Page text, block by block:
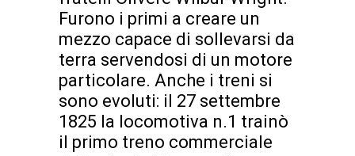
Furono i primi a creare un
mezzo capace di sollevarsi da
terra servendosi di un motore
particolare. Anche i treni si
sono evoluti: il 27 settembre
1825 la locomotiva n.1 trainò
il primo treno commerciale